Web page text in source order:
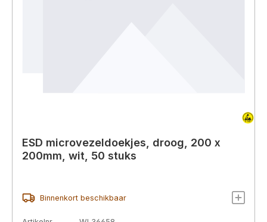
ESD microvezeldoekjes, droog, 200 x
200mm, wit, 50 stuks
Binnenkort beschikbaar